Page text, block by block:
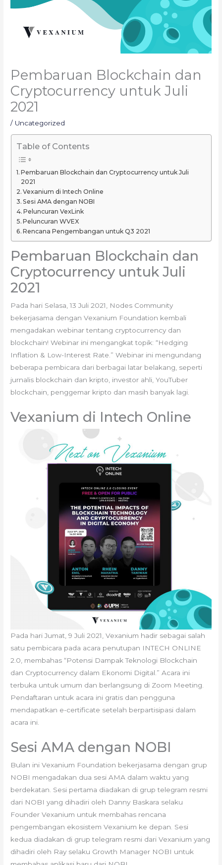
Pembaruan Blockchain dan
Cryptocurrency untuk Juli
2021
/ Uncategorized
Table of Contents
Pembaruan Blockchain dan Cryptocurrency untuk Juli
2021
Vexanium di Intech Online
Sesi AMA dengan NOBI
Peluncuran VexLink
Peluncuran WVEX
Rencana Pengembangan untuk Q3 2021
Pembaruan Blockchain dan
Cryptocurrency untuk Juli
2021
Pada hari Selasa, 13 Juli 2021, Nodes Community
bekerjasama dengan Vexanium Foundation kembali
mengadakan webinar tentang cryptocurrency dan
blockchain! Webinar ini mengangkat topik: “Hedging
Inflation & Low-Interest Rate.” Webinar ini mengundang
beberapa pembicara dari berbagai latar belakang, seperti
jurnalis blockchain dan kripto, investor ahli, YouTuber
blockchain, penggemar kripto dan masih banyak lagi.
Vexanium di Intech Online
Pada hari Jumat, 9 Juli 2021, Vexanium hadir sebagai salah
satu pembicara pada acara penutupan INTECH ONLINE
2.0, membahas “Potensi Dampak Teknologi Blockchain
dan Cryptocurrency dalam Ekonomi Digital.” Acara ini
terbuka untuk umum dan berlangsung di Zoom Meeting.
Pendaftaran untuk acara ini gratis dan pengguna
mendapatkan e-certificate setelah berpartisipasi dalam
acara ini.
Sesi AMA dengan NOBI
Bulan ini Vexanium Foundation bekerjasama dengan grup
NOBI mengadakan dua sesi AMA dalam waktu yang
berdekatan. Sesi pertama diadakan di grup telegram resmi
dari NOBI yang dihadiri oleh Danny Baskara selaku
Founder Vexanium untuk membahas rencana
pengembangan ekosistem Vexanium ke depan. Sesi
kedua diadakan di grup telegram resmi dari Vexanium yang
dihadiri oleh Ray selaku Growth Manager NOBI untuk